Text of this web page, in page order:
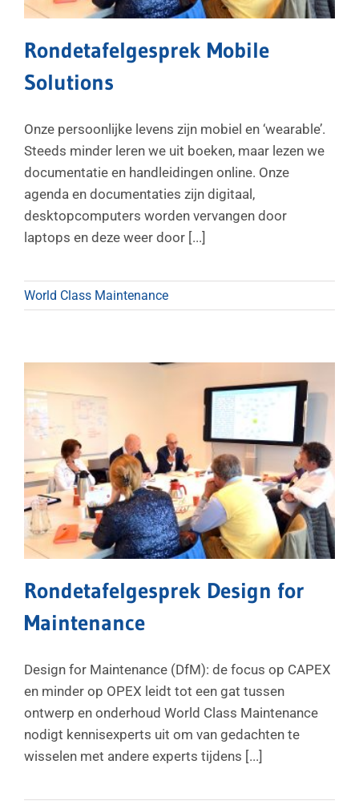
Rondetafelgesprek Mobile
Solutions
Onze persoonlijke levens zijn mobiel en ‘wearable’.
Steeds minder leren we uit boeken, maar lezen we
documentatie en handleidingen online. Onze
agenda en documentaties zijn digitaal,
desktopcomputers worden vervangen door
laptops en deze weer door [...]
World Class Maintenance
Rondetafelgesprek Design for
Maintenance
Design for Maintenance (DfM): de focus op CAPEX
en minder op OPEX leidt tot een gat tussen
ontwerp en onderhoud World Class Maintenance
nodigt kennisexperts uit om van gedachten te
wisselen met andere experts tijdens [...]